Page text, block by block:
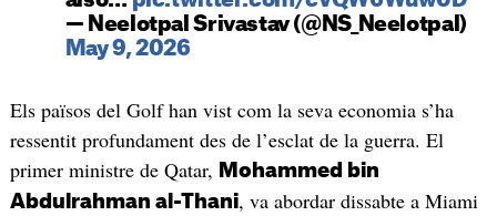
— Neelotpal Srivastav (@NS_Neelotpal)
May 9, 2026
Els països del Golf han vist com la seva economia s’ha
ressentit profundament des de l’esclat de la guerra. El
primer ministre de Qatar,
Mohammed bin
Abdulrahman al-Thani, va abordar dissabte a Miami